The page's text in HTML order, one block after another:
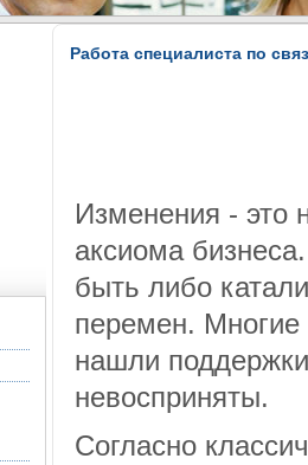
Работа специалиста по
Изменения - это
аксиома
быть либо
перемен. Многие
нашли
невосприняты.
Согласно